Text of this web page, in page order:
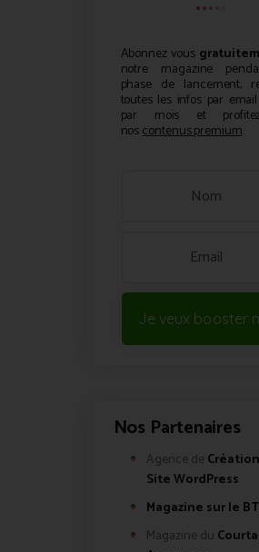
Abonnez vous
notre magazine
phase de lancement,
toutes les infos par
par mois et
noscontenus premium.
Je veux booster
Nos Partenaires
Agence de
Site WordPress
Magazine sur le
Magazine du